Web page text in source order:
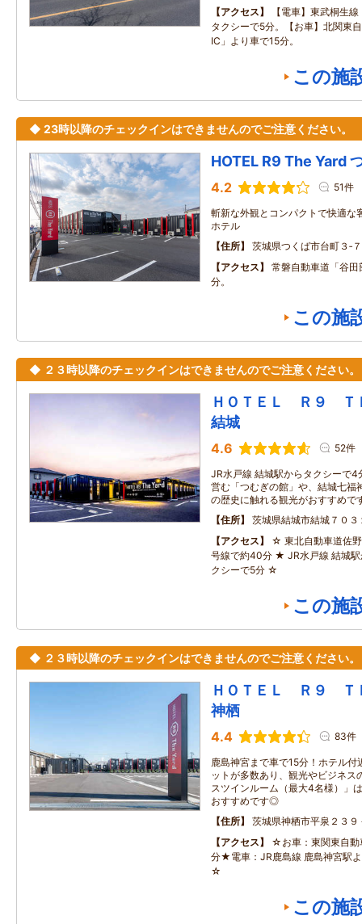
アクセス
【電車】東武桐生
タクシーで5分。【お車】北関東
IC」より車で15分。
この施
◆ 23時以降のチェックインはできませんのでご注意ください。
HOTEL R9 The Yard
4.2 51件
斬新な外観とコンパクトで快適な
ホテル
住所
茨城県つくば市台町３‐
アクセス
常磐自動車道「谷
分。
この施
◆ ２３時以降のチェックインはできませんのでご注意ください。
ＨＯＴＥＬ Ｒ９
結城
4.6 52件
JR水戸線 結城駅からタクシーで
営む「つむぎの館」や、結城七福
の歴史に触れる観光がおすすめで
住所
茨城県結城市結城７０３
アクセス
☆ 東北自動車道佐
号線で約40分 ★ JR水戸線 結城駅
クシーで5分 ☆
この施
◆ ２３時以降のチェックインはできませんのでご注意ください。
ＨＯＴＥＬ Ｒ９
神栖
4.4 83件
鹿島神宮まで車で15分！ホテル
ットが多数あり、観光やビジネス
スツインルーム（最大4名様）」
おすすめです◎
住所
茨城県神栖市平泉２３９
アクセス
☆お車：東関東自動
分★電車：JR鹿島線 鹿島神宮駅
☆
この施